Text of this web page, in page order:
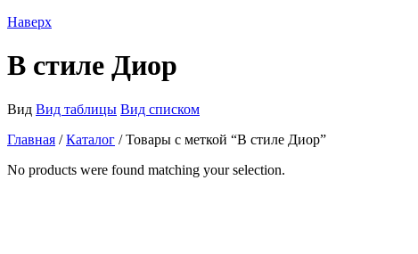
Наверх
В стиле Диор
Вид Вид таблицы Вид списком
Главная /Каталог / Товары с меткой “В стиле Диор”
No products were found matching your selection.